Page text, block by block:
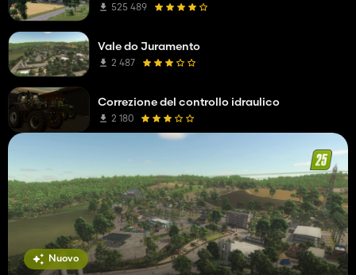
Nuovo
525 489
Vale do Juramento
2 487
Correzione del controllo idraulico
2 180